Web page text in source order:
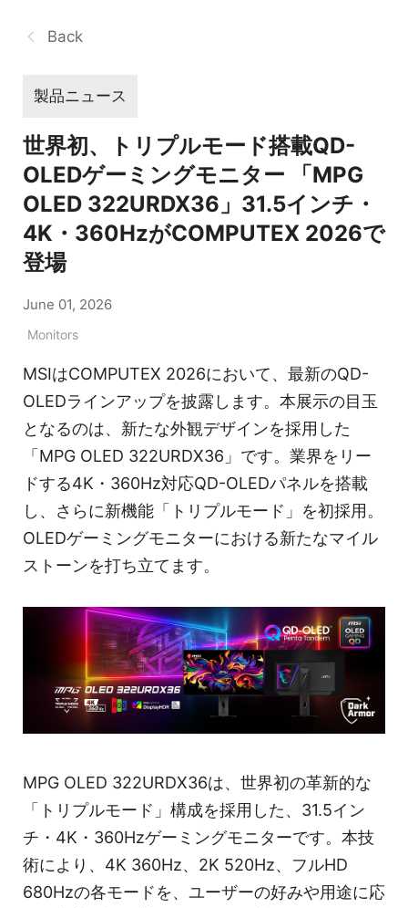
Back
製品ニュース
世界初、トリプルモード搭載QD-
OLEDゲーミングモニター 「MPG
OLED 322URDX36」31.5インチ・
4K・360HzがCOMPUTEX 2026で
登場
June 01, 2026
Monitors
MSIはCOMPUTEX 2026において、最新のQD-
OLEDラインアップを披露します。本展示の目玉
となるのは、新たな外観デザインを採用した
「MPG OLED 322URDX36」です。業界をリー
ドする4K・360Hz対応QD-OLEDパネルを搭載
し、さらに新機能「トリプルモード」を初採用。
OLEDゲーミングモニターにおける新たなマイル
ストーンを打ち立てます。
MPG OLED 322URDX36は、世界初の革新的な
「トリプルモード」構成を採用した、31.5イン
チ・4K・360Hzゲーミングモニターです。本技
術により、4K 360Hz、2K 520Hz、フルHD
680Hzの各モードを、ユーザーの好みや用途に応